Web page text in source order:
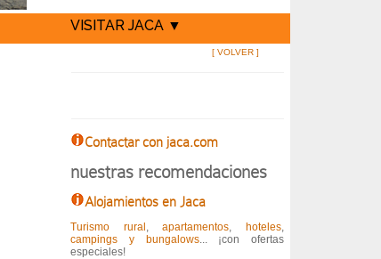
VISITAR JACA ▼
[ VOLVER ]
Contactar con jaca.com
nuestras recomendaciones
Alojamientos en Jaca
Turismo rural ,apartamentos hoteles,
campings y bungalows... ¡con ofertas
especiales!